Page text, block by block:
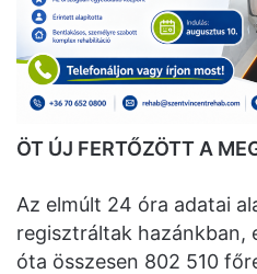
ÖT ÚJ FERTŐZÖTT A
Az elmúlt 24 óra adatai
regisztráltak hazánkban,
óta összesen 802 510